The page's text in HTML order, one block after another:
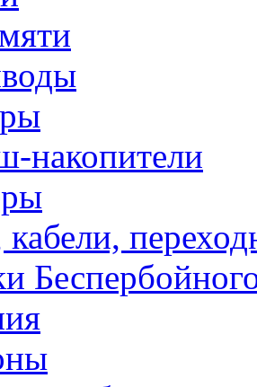
накопители